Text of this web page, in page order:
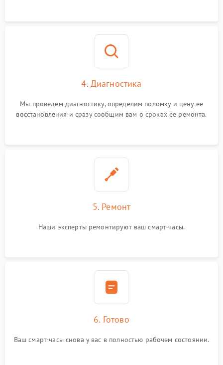
4. Диагностика
Мы проведем диагностику, определим поломку и цену ее
восстановления и сразу сообщим вам о сроках ее ремонта.
5. Ремонт
Наши эксперты ремонтируют ваш смарт-часы.
6. Готово
Ваш смарт-часы снова у вас в полностью рабочем состоянии.